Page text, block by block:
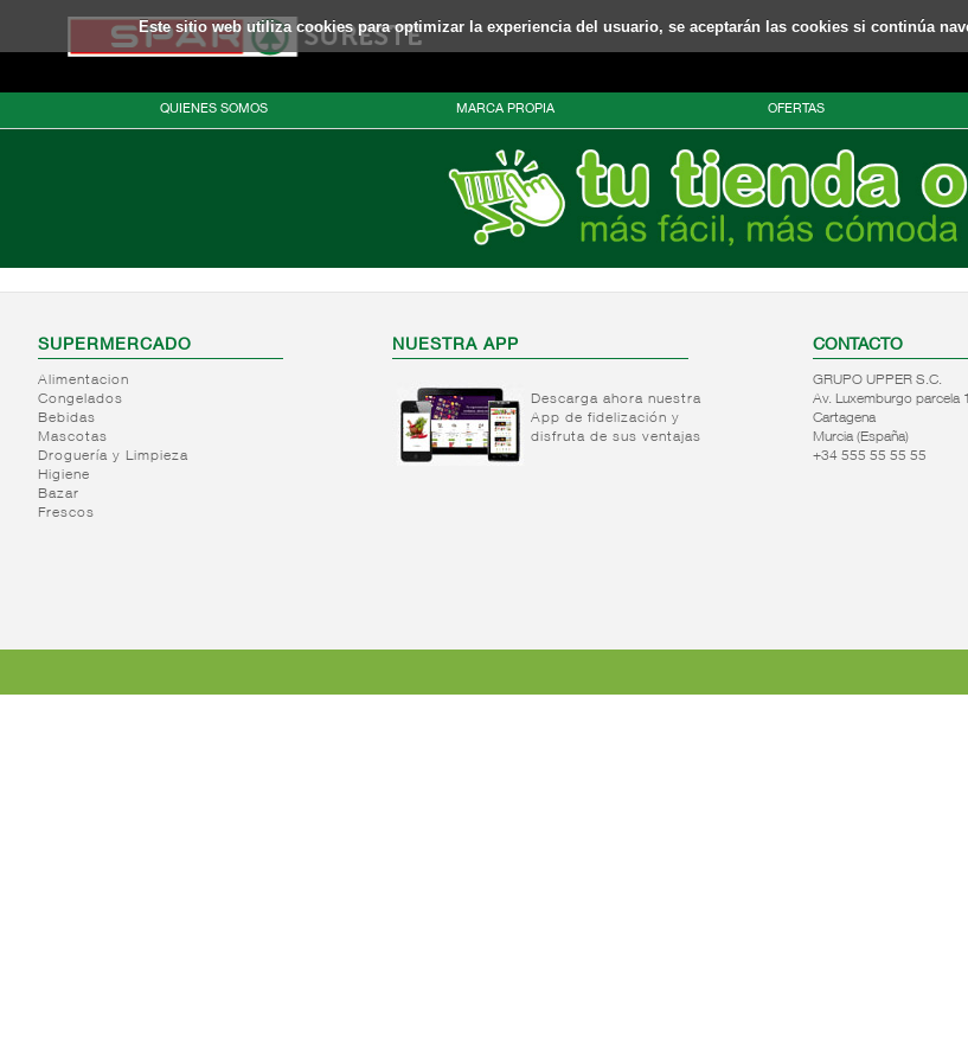
Este sitio web utiliza cookies para optimizar la experiencia del usuario, se aceptarán las cookies si continúa
QUIENES SOMOS MARCA PROPIA OFERTAS
SUPERMERCADO
Alimentacion
Congelados
Bebidas
Mascotas
Droguería y Limpieza
Higiene
Bazar
Frescos
NUESTRA APP
Descarga ahora nuestra
App de fidelización y
disfruta de sus ventajas
CONTACTO
GRUPO UPPER S.C.
Av. Luxemburgo parcela
Cartagena
Murcia (España)
+34 555 55 55 55